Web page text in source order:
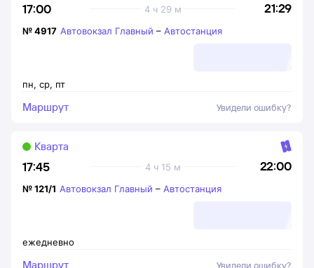
17:00 21:29
4 ч 29 м
пн, ср, пт
№4917 Автовокзал Главный – Автостанция
Маршрут Увидели ошибку?
17:45 22:00
4 ч 15 м
Кварта
ежедневно
№121/1 Автовокзал Главный – Автостанция
Маршрут Увидели ошибку?